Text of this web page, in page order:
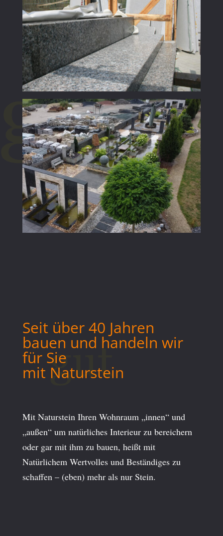
Seit über 40 Jahren
bauen und handeln wir
für Sie
mit Naturstein
Mit Naturstein Ihren Wohnraum „innen“ und
„außen“ um natürliches Interieur zu bereichern
oder gar mit ihm zu bauen, heißt mit
Natürlichem Wertvolles und Beständiges zu
schaffen – (eben) mehr als nur Stein.